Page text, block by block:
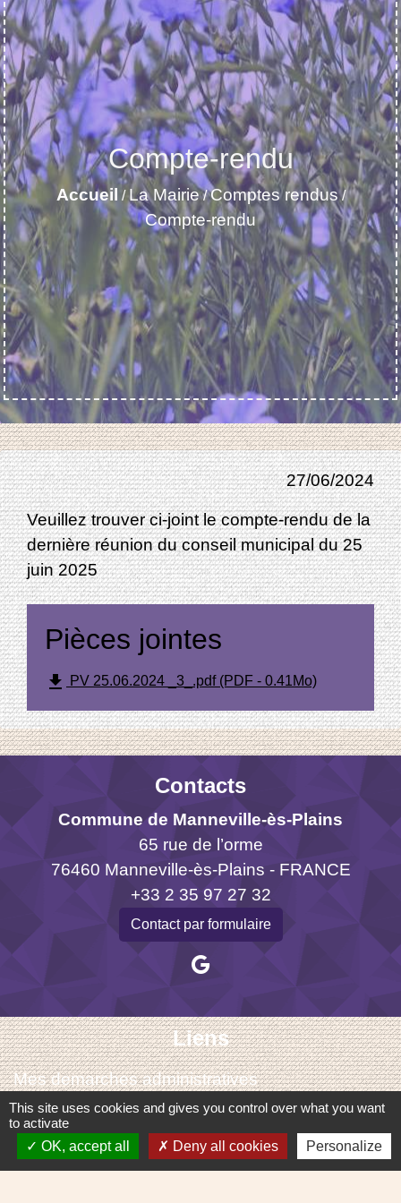
Compte-rendu
Accueil /La Mairie/Comptes rendus/
Compte-rendu
27/06/2024
Veuillez trouver ci-joint le compte-rendu de la
dernière réunion du conseil municipal du 25
juin 2025
Pièces jointes
file_download PV 25.06.2024 _3_.pdf (PDF - 0.41Mo)
Contacts
Commune de Manneville-ès-Plains
65 rue de l’orme
76460 Manneville-ès-Plains - FRANCE
+33 2 35 97 27 32
Contact par formulaire
Liens
Mes demarches administratives
Les évènements de l'intercommunalité
Mentions légales - Politique de confidentialité -
This site uses cookies and gives you control over what you want
to activate
OK, accept all
Deny all cookies Personalize